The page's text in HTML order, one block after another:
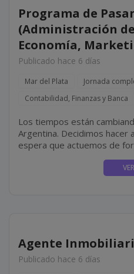
Programa de
(Administración
Economía,
Publicado hace 6 días
Mar del Plata Jornada
Contabilidad, Finanzas y Banca
Los tiempos están
Argentina. Decidimos hacer
espera que actuemos de
estamos haciendo,
nuestro negocio diseñando
Agente
Publicado hace 6 días